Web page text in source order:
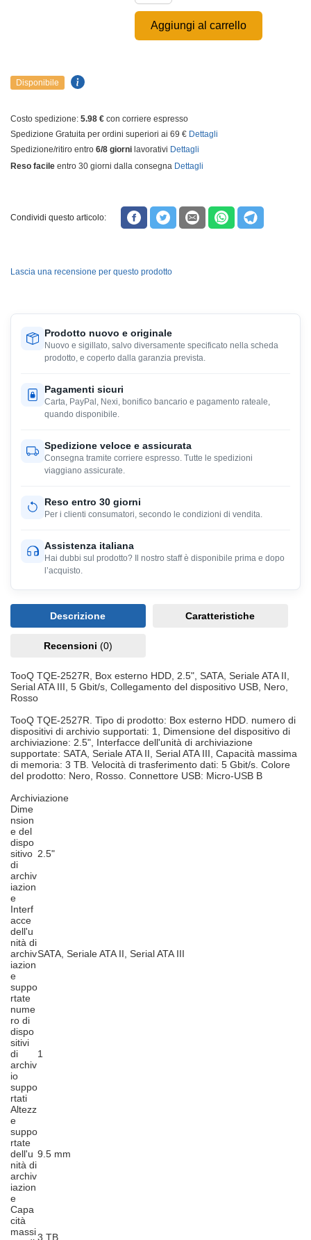
Aggiungi al carrello
Disponibile
Costo spedizione: 5.98 € con corriere espresso
Spedizione Gratuita per ordini superiori ai 69 € Dettagli
Spedizione/ritiro entro 6/8 giorni lavorativi Dettagli
Reso facile entro 30 giorni dalla consegna Dettagli
Condividi questo articolo:
Lascia una recensione per questo prodotto
Prodotto nuovo e originale
Nuovo e sigillato, salvo diversamente specificato nella scheda
prodotto, e coperto dalla garanzia prevista.
Pagamenti sicuri
Carta, PayPal, Nexi, bonifico bancario e pagamento rateale,
quando disponibile.
Spedizione veloce e assicurata
Consegna tramite corriere espresso. Tutte le spedizioni
viaggiano assicurate.
Reso entro 30 giorni
Per i clienti consumatori, secondo le condizioni di vendita.
Assistenza italiana
Hai dubbi sul prodotto? Il nostro staff è disponibile prima e dopo
l’acquisto.
Descrizione Caratteristiche
Recensioni (0)
TooQ TQE-2527R, Box esterno HDD, 2.5", SATA, Seriale ATA II,
Serial ATA III, 5 Gbit/s, Collegamento del dispositivo USB, Nero,
Rosso
TooQ TQE-2527R. Tipo di prodotto: Box esterno HDD. numero di
dispositivi di archivio supportati: 1, Dimensione del dispositivo di
archiviazione: 2.5", Interfacce dell'unità di archiviazione
supportate: SATA, Seriale ATA II, Serial ATA III, Capacità massima
di memoria: 3 TB. Velocità di trasferimento dati: 5 Gbit/s. Colore
del prodotto: Nero, Rosso. Connettore USB: Micro-USB B
Archiviazione
Dime
nsion
e del
dispo
sitivo
di
archiv
iazion
e
2.5"
Interf
acce
dell'u
nità di
archiv
iazion
e
suppo
rtate
SATA, Seriale ATA II, Serial ATA III
nume
ro di
dispo
sitivi
di
archiv
io
suppo
rtati
1
Altezz
e
suppo
rtate
dell'u
nità di
archiv
iazion
e
9.5 mm
Capa
cità
massi3 TB